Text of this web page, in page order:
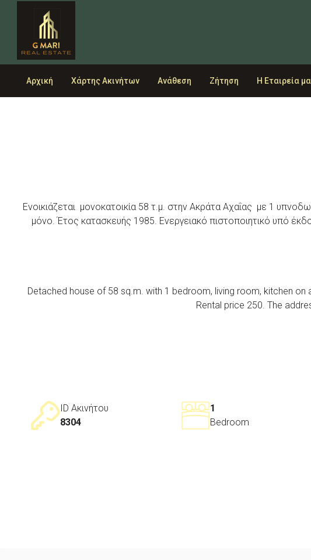
Αρχική Χάρτης Ακινήτων Ανάθεση Ζήτηση Η Εταιρεία
Ενοικιάζεται μονοκατοικία 58 τ.μ. στην Ακράτα Αχαΐας με 1
μόνο. Έτος κατασκευής 1985. Ενεργειακό πιστοποιητικό υπό
Detached house of 58 sq.m. with 1 bedroom, living room, kitchen
Rental price 250. The
ID Ακινήτου
8304
1
Bedroom